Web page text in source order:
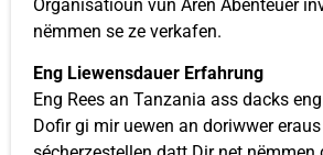
Organisatioun vun Ären Abenteuer
nëmmen se ze verkafen.
Eng Liewensdauer Erfahrung
Eng Rees an Tanzania ass dacks
Dofir gi mir uewen an doriwwer